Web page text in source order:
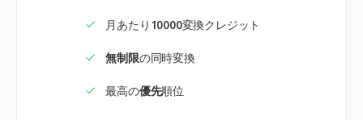
月あたり 10000変換クレジット
無制限の同時変換
最高の優先順位